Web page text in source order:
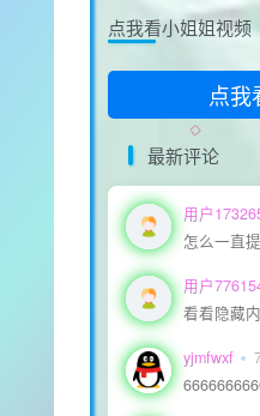
点我看小姐姐视频
点我
最新评论
用户
怎么一直
用户
看看隐藏
yjmfwxf